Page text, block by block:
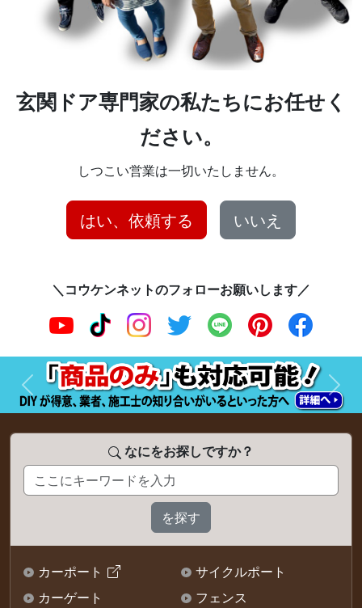
玄関ドア専門家の私たちにお任せく
ださい。
しつこい営業は一切いたしません。
はい、依頼する いいえ
＼コウケンネットのフォローお願いします／
前へ 次へ
なにをお探しですか？
カーポート
サイクルポート
カーゲート
フェンス